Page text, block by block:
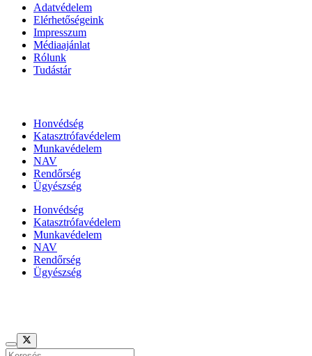
Adatvédelem
Elérhetőségeink
Impresszum
Médiaajánlat
Rólunk
Tudástár
Honvédség
Katasztrófavédelem
Munkavédelem
NAV
Rendőrség
Ügyészség
Honvédség
Katasztrófavédelem
Munkavédelem
NAV
Rendőrség
Ügyészség